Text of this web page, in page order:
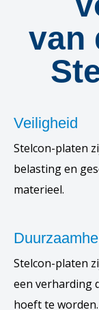
van
Veiligheid
Stelcon-platen
belasting en
materieel.
Stelcon-platen
een verharding
hoeft te worden.